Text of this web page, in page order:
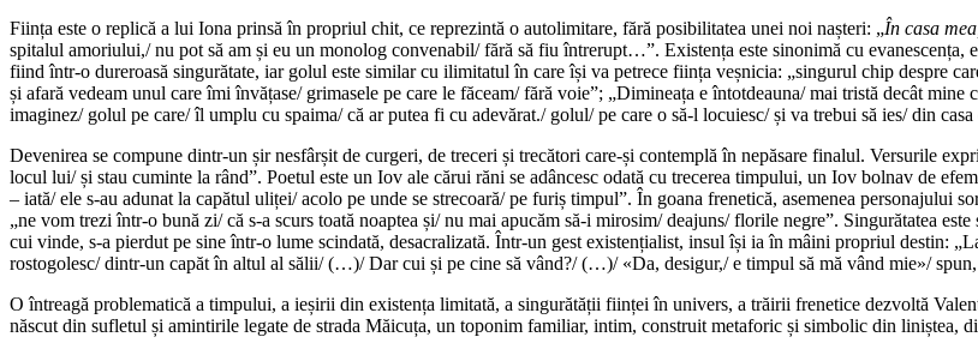
Ființa este o replică a lui Iona prinsă în propriul chit, ce reprezintă o autolimitare, fără posibilitatea unei noi nașteri: „În casa
spitalul amoriului,/ nu pot să am și eu un monolog convenabil/ fără să fiu întrerupt…”. Existența este sinonimă cu evanescența,
fiind într-o dureroasă singurătate, iar golul este similar cu ilimitatul în care își va petrece ființa veșnicia: „singurul chip despre
și afară vedeam unul care îmi învățase/ grimasele pe care le făceam/ fără voie”; „Dimineața e întotdeauna/ mai tristă decât
imaginez/ golul pe care/ îl umplu cu spaima/ că ar putea fi cu adevărat./ golul/ pe care o să-l locuiesc/ și va trebui să ies/ din
Devenirea se compune dintr-un șir nesfârșit de curgeri, de treceri și trecători care-și contemplă în nepăsare finalul. Versurile
locul lui/ și stau cuminte la rând”. Poetul este un Iov ale cărui răni se adâncesc odată cu trecerea timpului, un Iov bolnav de
– iată/ ele s-au adunat la capătul uliței/ acolo pe unde se strecoară/ pe furiș timpul”. În goana frenetică, asemenea personajului
„ne vom trezi într-o bună zi/ că s-a scurs toată noaptea și/ nu mai apucăm să-i mirosim/ deajuns/ florile negre”. Singurătatea
cui vinde, s-a pierdut pe sine într-o lume scindată, desacralizată. Într-un gest existențialist, insul își ia în mâini propriul destin:
rostogolesc/ dintr-un capăt în altul al sălii/ (…)/ Dar cui și pe cine să vând?/ (…)/ «Da, desigur,/ e timpul să mă vând mie»/
O întreagă problematică a timpului, a ieșirii din existența limitată, a singurătății ființei în univers, a trăirii frenetice dezvoltă
născut din sufletul și amintirile legate de strada Măicuța, un toponim familiar, intim, construit metaforic și simbolic din liniștea,